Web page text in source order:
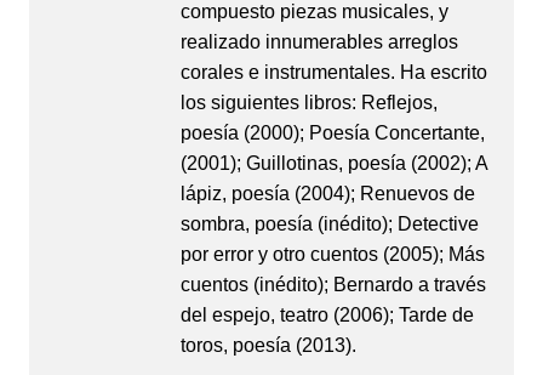
compuesto piezas musicales, y
realizado innumerables arreglos
corales e instrumentales. Ha escrito
los siguientes libros: Reflejos,
poesía (2000); Poesía Concertante,
(2001); Guillotinas, poesía (2002); A
lápiz, poesía (2004); Renuevos de
sombra, poesía (inédito); Detective
por error y otro cuentos (2005); Más
cuentos (inédito); Bernardo a través
del espejo, teatro (2006); Tarde de
toros, poesía (2013).